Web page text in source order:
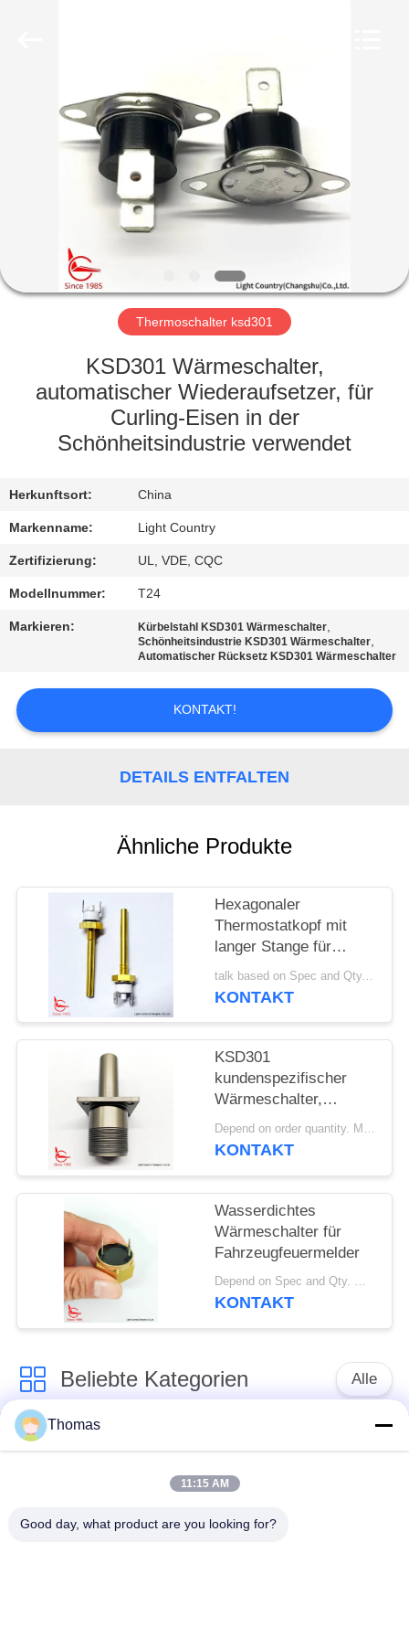
HAUS
PRODUKTE
VIDEOS
VR
SHOW
UNS
FABRIK-
QUALITÄTSKONTROLLE
TRETEN
SIE
IN
VERBINDUNG
SITEMAP
PRIVACY
POLICY
Thermoschalter ksd301
KSD301 Wärmeschalter,
automatischer Wiederaufsetzer, für
Curling-Eisen in der
Schönheitsindustrie verwendet
Herkunftsort: China
Markenname: Light Country
Zertifizierung: UL, VDE, CQC
Modellnummer: T24
Markieren: Kürbelstahl KSD301 Wärmeschalter,
Schönheitsindustrie KSD301 Wärmeschalter,
Automatischer Rücksetz KSD301 Wärmeschalter
KONTAKT!
DETAILS ENTFALTEN
Ähnliche Produkte
Hexagonaler
Thermostatkopf mit
langer Stange für
Solarheizgeräte
talk based on Spec and Qty. MOQ:1000 Stück
KONTAKT
KSD301
kundenspezifischer
Wärmeschalter,
automatischer Reset,
für
Depend on order quantity. MOQ:1000 Stück, unterstützen auch Proben- oder Testmengen.
KONTAKT
Wasserdichtes
Wärmeschalter für
Fahrzeugfeuermelder
Depend on Spec and Qty. MOQ:1000 Stück
KONTAKT
Beliebte Kategorien Alle
Zurücksetzens
Thomas
11:15 AM
Good day, what product are you looking for?